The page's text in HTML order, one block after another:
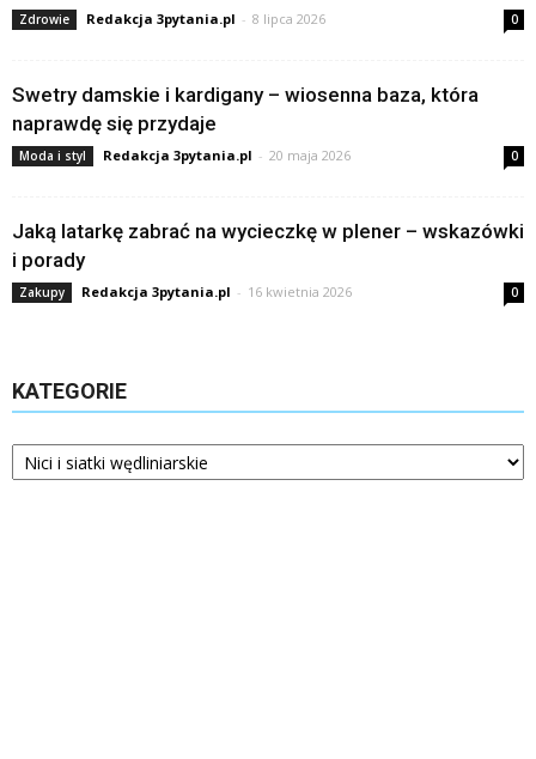
Zdrowie Redakcja 3pytania.pl - 8 lipca 2026 0
Swetry damskie i kardigany – wiosenna baza, która
naprawdę się przydaje
Moda i styl Redakcja 3pytania.pl - 20 maja 2026 0
Jaką latarkę zabrać na wycieczkę w plener – wskazówki
i porady
Zakupy Redakcja 3pytania.pl - 16 kwietnia 2026 0
KATEGORIE
Kategorie